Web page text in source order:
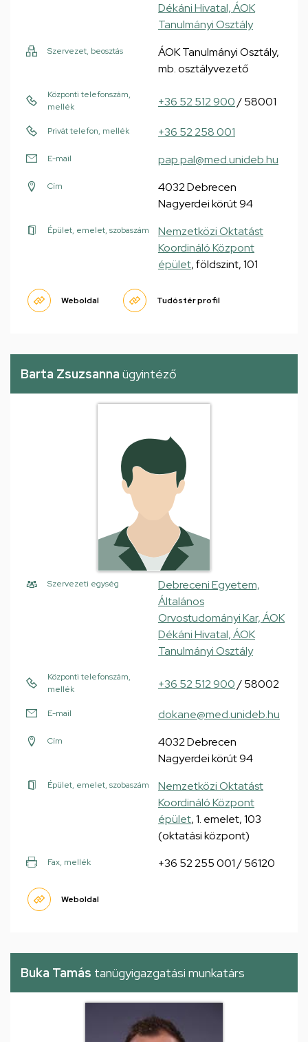
Dékáni Hivatal, ÁOK
Tanulmányi Osztály
Szervezet, beosztás
ÁOK Tanulmányi Osztály,
mb. osztályvezető
Központi telefonszám,
mellék
+36 52 512 900/ 58001
Privát telefon, mellék +36 52 258 001
E-mail pap.pal@med.unideb.hu
Cím
4032 Debrecen
Nagyerdei körút 94
Épület, emelet, szobaszám
Nemzetközi Oktatást
Koordináló Központ
épület, földszint, 101
Weboldal Tudóstér profil
Barta Zsuzsanna ügyintéző
Szervezeti egység
Debreceni Egyetem,
Általános
Orvostudományi Kar, ÁOK
Dékáni Hivatal, ÁOK
Tanulmányi Osztály
Központi telefonszám,
mellék
+36 52 512 900/ 58002
E-mail dokane@med.unideb.hu
Cím
4032 Debrecen
Nagyerdei körút 94
Épület, emelet, szobaszám
Nemzetközi Oktatást
Koordináló Központ
épület, 1. emelet, 103
(oktatási központ)
Fax, mellék +36 52 255 001 / 56120
Weboldal
Buka Tamás tanügyigazgatási munkatárs